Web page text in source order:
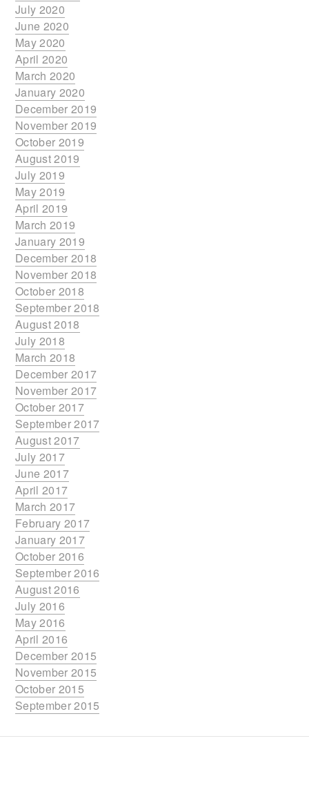
July 2020
June 2020
May 2020
April 2020
March 2020
January 2020
December 2019
November 2019
October 2019
August 2019
July 2019
May 2019
April 2019
March 2019
January 2019
December 2018
November 2018
October 2018
September 2018
August 2018
July 2018
March 2018
December 2017
November 2017
October 2017
September 2017
August 2017
July 2017
June 2017
April 2017
March 2017
February 2017
January 2017
October 2016
September 2016
August 2016
July 2016
May 2016
April 2016
December 2015
November 2015
October 2015
September 2015